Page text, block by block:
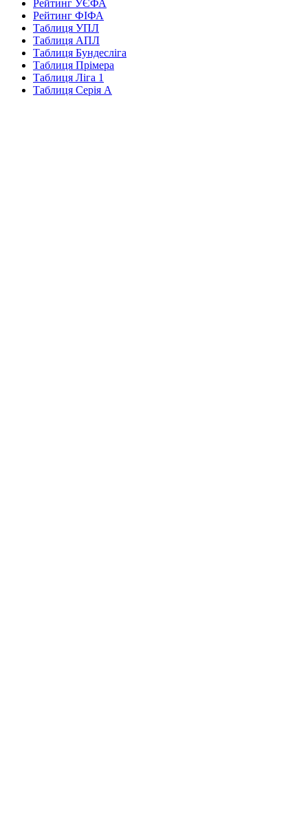
Рейтинг УЄФА
Рейтинг ФІФА
Таблиця УПЛ
Таблиця АПЛ
Таблиця Бундесліга
Таблиця Прімера
Таблиця Ліга 1
Таблиця Серія А